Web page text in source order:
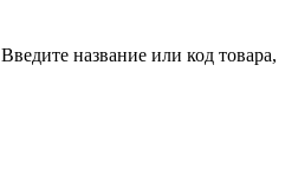
Введите название или код товара,